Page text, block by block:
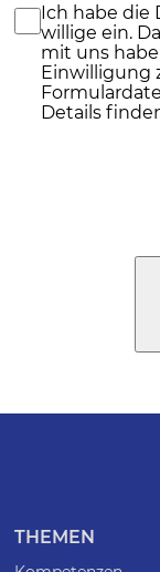
Ich habe die
willige ein.
mit uns
Einwilligung
Details
THEMEN